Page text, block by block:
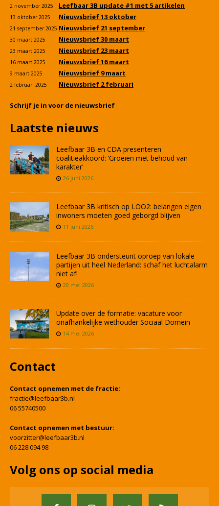
2 november 2025 Leefbaar 3B update #1 met 5 artikelen
13 oktober 2025 Nieuwsbrief 13 oktober
21 september 2025 Nieuwsbrief 21 september
30 maart 2025 Nieuwsbrief 30 maart
23 maart 2025 Nieuwsbrief 23 maart
16 maart 2025 Nieuwsbrief 16 maart
9 maart 2025 Nieuwsbrief 9 maart
2 februari 2025 Nieuwsbrief 2 februari
Schrijf je in voor de nieuwsbrief
Laatste nieuws
Leefbaar 3B en CDA presenteren
coalitieakkoord: ‘Groeien met behoud van
karakter’
26 juni 2026
Leefbaar 3B kritisch op LOO2: belangen eigen
inwoners moeten goed geborgd blijven
11 juni 2026
Leefbaar 3B ondersteunt oproep van lokale
partijen uit heel Nederland: schaf het luchtalarm
niet af!
20 mei 2026
Update over de formatie: vacature voor
onafhankelijke wethouder Sociaal Domein
14 mei 2026
Contact
Contact opnemen met de fractie:
fractie@leefbaar3b.nl
06 55740500
Contact opnemen met bestuur:
voorzitter@leefbaar3b.nl
06 228 094 98
Volg ons op social media